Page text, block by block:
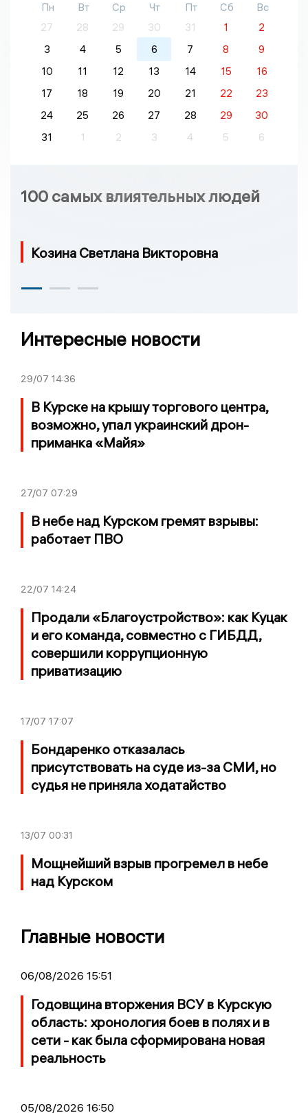
Пн Вт Ср Чт Пт Сб
Вс
27
28 29 30 31 1
2
3
4 5 6 7 8
9
10
11 12 13 14 15
16
17
18 19 20 21 22
23
24
25 26 27 28 29
30
31
1 2 3 4 5 6
100 самых влиятельных людей
Козина Светлана Викторовна
Интересные новости
29/07 14:36
В Курске на крышу торгового центра,
возможно, упал украинский дрон-
приманка «Майя»
27/07 07:29
В небе над Курском гремят взрывы:
работает ПВО
22/07 14:24
Продали «Благоустройство»: как Куцак
и его команда, совместно с ГИБДД,
совершили коррупционную
приватизацию
17/07 17:07
Бондаренко отказалась
присутствовать на суде из-за СМИ, но
судья не приняла ходатайство
13/07 00:31
Мощнейший взрыв прогремел в небе
над Курском
Главные новости
06/08/2026 15:51
Годовщина вторжения ВСУ в Курскую
область: хронология боев в полях и в
сети - как была сформирована новая
реальность
05/08/2026 16:50